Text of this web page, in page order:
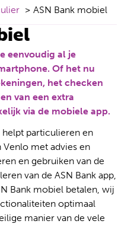
ASN Bank mobiel
eenvoudig al je
Of het nu
het checken
van een extra
via de mobiele app.
helpt particulieren en
Venlo met advies en
en gebruiken van de
van de ASN Bank app,
Bank mobiel betalen, wij
optimaal
manier van de vele